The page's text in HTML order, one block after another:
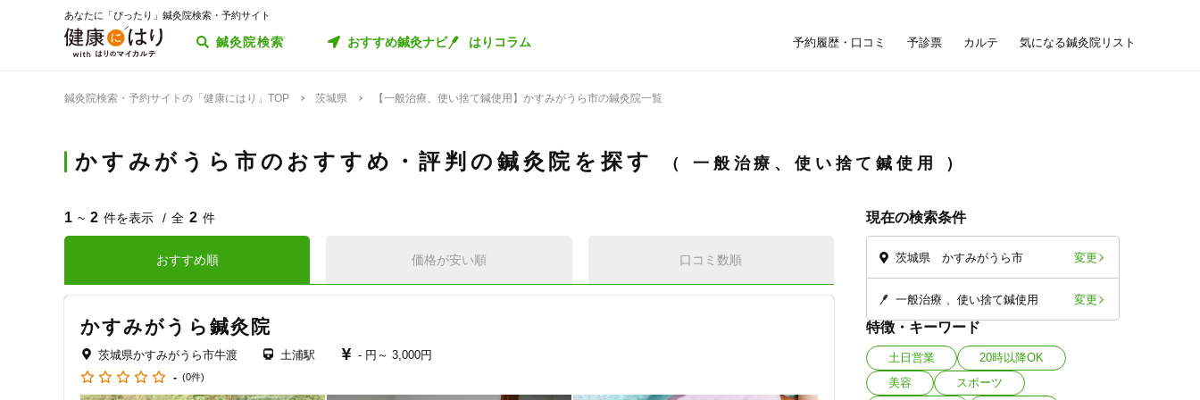
あなたに「ぴったり」鍼灸院検索・予約サイト
鍼灸院検索 おすすめ鍼灸ナビ はりコラム 予約履歴・口コミ 予診票 カルテ 気になる鍼灸院リスト
鍼灸院検索・予約サイトの「健康にはり」TOP 茨城県 【一般治療、使い捨て鍼使用】かすみがうら市の鍼灸院一覧
かすみがうら市のおすすめ・評判の鍼灸院を探す 一般治療、使い捨て鍼使用
現在の検索条件
茨城県 かすみがうら市 変更
一般治療 使い捨て鍼使用 変更
特徴・キーワード
土日営業
20時以降OK
美容
スポーツ
1 ~ 2 件を表示 全 2 件
おすすめ順 価格が安い順 口コミ数順
かすみがうら鍼灸院
茨城県かすみがうら市牛渡 土浦駅 - 円～ 3,000円
- (0件)